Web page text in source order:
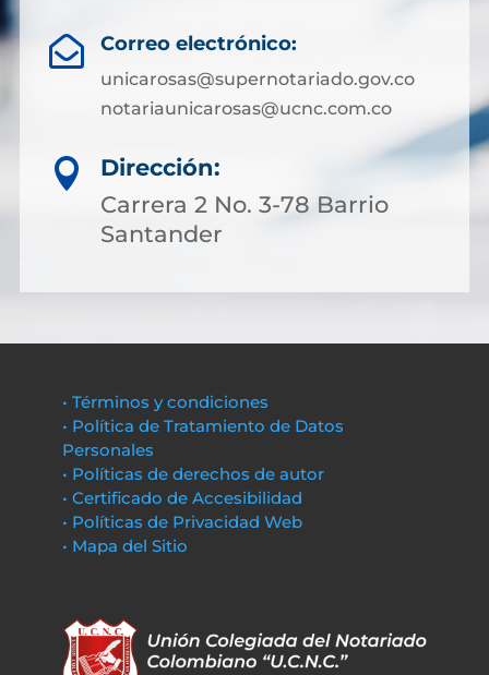
 Correo electrónico:
unicarosas@supernotariado.gov.co
notariaunicarosas@ucnc.com.co

Dirección:
Carrera 2 No. 3-78 Barrio
Santander
• Términos y condiciones
• Política de Tratamiento de Datos
Personales
• Políticas de derechos de autor
• Certificado de Accesibilidad
• Políticas de Privacidad Web
• Mapa del Sitio